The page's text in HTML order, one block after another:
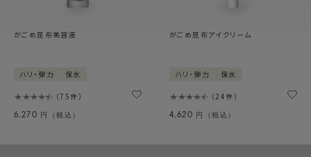
がごめ昆布美容液
ハリ・弾力 保水
75件
6,270 円（税込）
がごめ昆布アイクリーム
ハリ・弾力 保水
24件
4,620 円（税込）